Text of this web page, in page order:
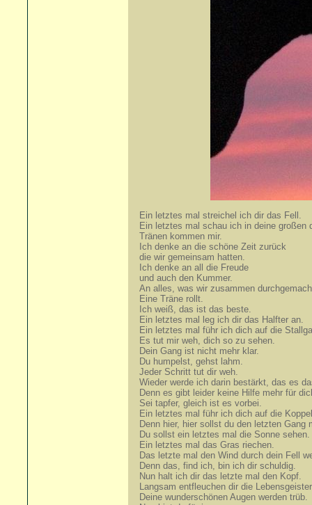
Ein letztes mal streichel ich dir das Fell.
Ein letztes mal schau ich in deine großen
Tränen kommen mir.
Ich denke an die schöne Zeit zurück
die wir gemeinsam hatten.
Ich denke an all die Freude
und auch den Kummer.
An alles, was wir zusammen
Eine Träne rollt.
Ich weiß, das ist das beste.
Ein letztes mal leg ich dir das Halfter an.
Ein letztes mal führ ich dich auf die
Es tut mir weh, dich so zu sehen.
Dein Gang ist nicht mehr klar.
Du humpelst, gehst lahm.
Jeder Schritt tut dir weh.
Wieder werde ich darin bestärkt, das es
Denn es gibt leider keine Hilfe mehr für
Sei tapfer, gleich ist es vorbei.
Ein letztes mal führ ich dich auf die
Denn hier, hier sollst du den letzten Gang
Du sollst ein letztes mal die Sonne sehen.
Ein letztes mal das Gras riechen.
Das letzte mal den Wind durch dein Fell
Denn das, find ich, bin ich dir schuldig.
Nun halt ich dir das letzte mal den Kopf.
Langsam entfleuchen dir die
Deine wunderschönen Augen werden trüb.